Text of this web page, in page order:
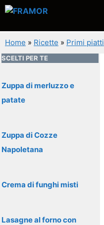
Vai
contenuto
Home » Ricette » Primi piatti
SCELTI PER TE
Zuppa di merluzzo e
patate
Zuppa di Cozze
Napoletana
Crema di funghi misti
Lasagne al forno con